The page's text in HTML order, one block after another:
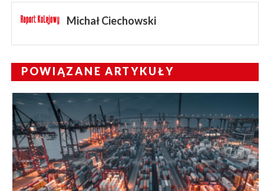
Michał Ciechowski
POWIĄZANE ARTYKUŁY